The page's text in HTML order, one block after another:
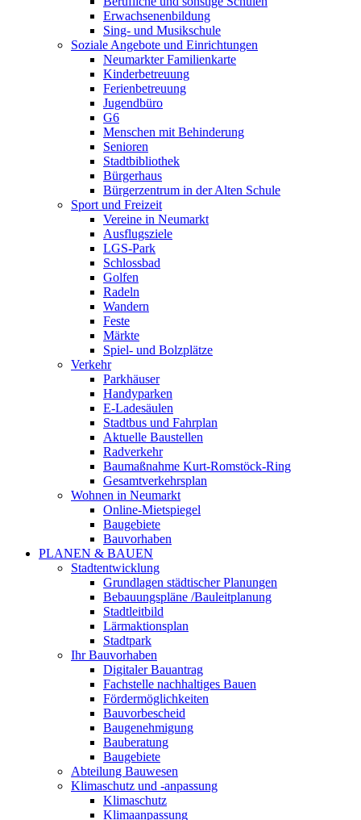
Erwachsenenbildung
Sing- und Musikschule
Soziale Angebote und Einrichtungen
Neumarkter Familienkarte
Kinderbetreuung
Ferienbetreuung
Jugendbüro
G6
Menschen mit Behinderung
Senioren
Stadtbibliothek
Bürgerhaus
Bürgerzentrum in der Alten Schule
Sport und Freizeit
Vereine in Neumarkt
Ausflugsziele
LGS-Park
Schlossbad
Golfen
Radeln
Wandern
Feste
Märkte
Spiel- und Bolzplätze
Verkehr
Parkhäuser
Handyparken
E-Ladesäulen
Stadtbus und Fahrplan
Aktuelle Baustellen
Radverkehr
Baumaßnahme Kurt-Romstöck-Ring
Gesamtverkehrsplan
Wohnen in Neumarkt
Online-Mietspiegel
Baugebiete
Bauvorhaben
PLANEN & BAUEN
Stadtentwicklung
Grundlagen städtischer Planungen
Bebauungspläne /Bauleitplanung
Stadtleitbild
Lärmaktionsplan
Stadtpark
Ihr Bauvorhaben
Digitaler Bauantrag
Fachstelle nachhaltiges Bauen
Fördermöglichkeiten
Bauvorbescheid
Baugenehmigung
Bauberatung
Baugebiete
Abteilung Bauwesen
Klimaschutz und -anpassung
Klimaschutz
Klimaanpassung